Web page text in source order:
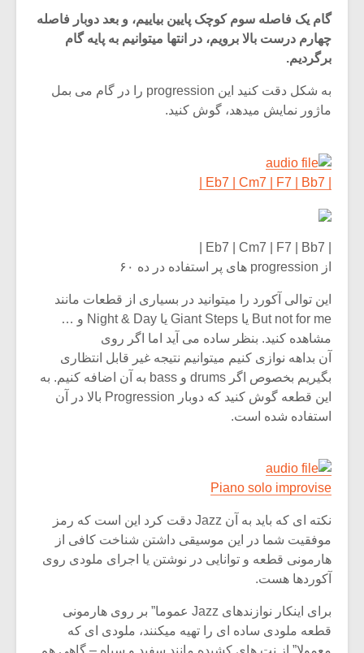
گام یک فاصله سوم کوچک پایین بیاییم، و بعد دوبار فاصله
چهارم درست بالا برویم، در انتها میتوانیم به پایه گام
برگردیم.
به شکل دقت کنید این progression را در گام می بمل
ماژور نمایش میدهد، گوش کنید.
از progression های پر استفاده در ده ۶۰
این توالی آکورد را میتوانید در بسیاری از قطعات مانند
But not for me یا Giant Steps یا Night & Day و …
مشاهده کنید. بنظر ساده می آید اما اگر روی
آن بداهه نوازی کنیم میتوانیم نتیجه غیر قابل انتظاری
بگیریم بخصوص اگر drums و bass به آن اضافه کنیم. به
این قطعه گوش کنید که دوبار Progression بالا در آن
استفاده شده است.
Piano solo improvise
نکته ای که باید به آن Jazz دقت کرد این است که رمز
موفقیت شما در این موسیقی داشتن شناخت کافی از
هارمونی قطعه و توانایی در نوشتن یا اجرای ملودی روی
آکوردها هست.
برای اینکار نوازندهای Jazz عموما” بر روی هارمونی
قطعه ملودی ساده ای را تهیه میکنند، ملودی ای که